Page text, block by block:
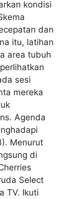
kondisi
dan
itu, latihan
area tubuh
sesi
mereka
Agenda
Menurut
di
Select
TV. Ikuti